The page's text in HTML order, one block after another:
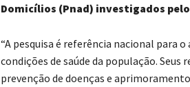
Domicílios (Pnad) investigados pelo
“A pesquisa é referência nacional para
condições de saúde da população.
prevenção de doenças e